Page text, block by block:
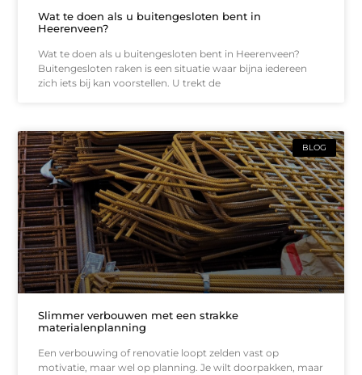
Wat te doen als u buitengesloten bent in
Heerenveen?
Wat te doen als u buitengesloten bent in Heerenveen?
Buitengesloten raken is een situatie waar bijna iedereen
zich iets bij kan voorstellen. U trekt de
BLOG
Slimmer verbouwen met een strakke
materialenplanning
Een verbouwing of renovatie loopt zelden vast op
motivatie, maar wel op planning. Je wilt doorpakken, maar